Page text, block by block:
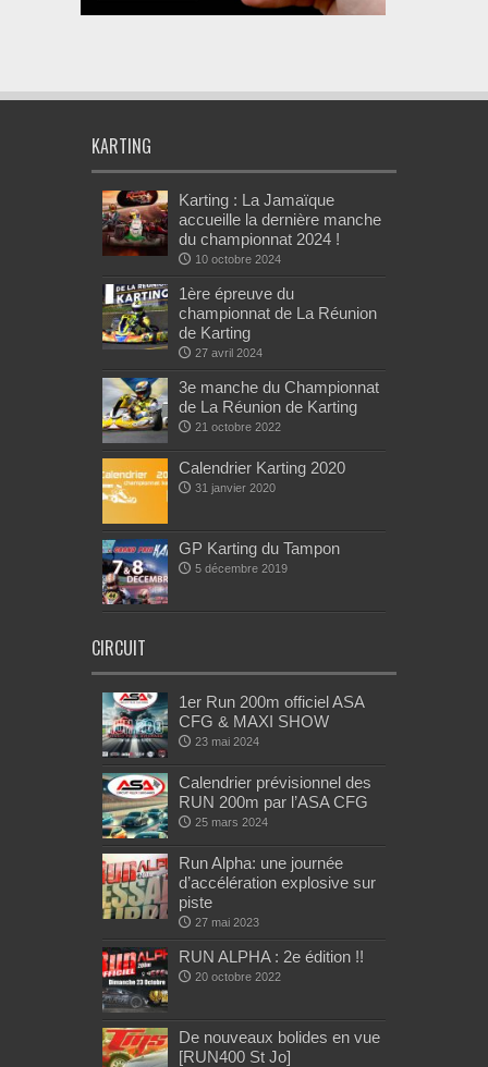
KARTING
Karting : La Jamaïque
accueille la dernière manche
du championnat 2024 !
10 octobre 2024
1ère épreuve du
championnat de La Réunion
de Karting
27 avril 2024
3e manche du Championnat
de La Réunion de Karting
21 octobre 2022
Calendrier Karting 2020
31 janvier 2020
GP Karting du Tampon
5 décembre 2019
CIRCUIT
1er Run 200m officiel ASA
CFG & MAXI SHOW
23 mai 2024
Calendrier prévisionnel des
RUN 200m par l’ASA CFG
25 mars 2024
Run Alpha: une journée
d’accélération explosive sur
piste
27 mai 2023
RUN ALPHA : 2e édition !!
20 octobre 2022
De nouveaux bolides en vue
[RUN400 St Jo]